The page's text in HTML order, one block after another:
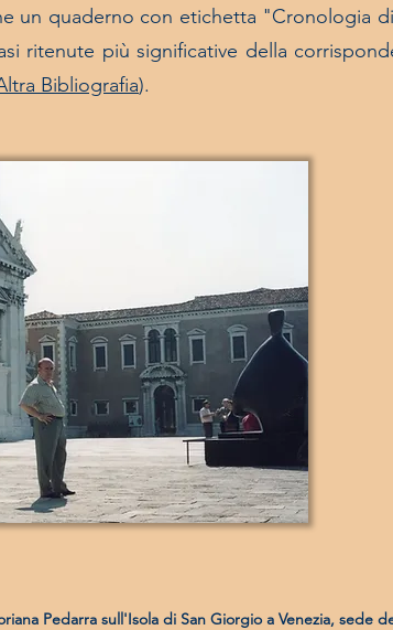
un quaderno con etichetta "Cronologia
ritenute più significative della
Bibliografia).
Pedarra sull'Isola di San Giorgio a Venezia, sede